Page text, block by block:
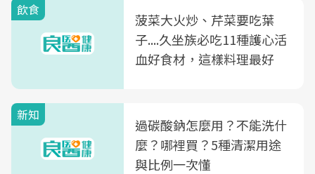
飲食
菠菜大火炒、芹菜要吃葉
子....久坐族必吃11種護心活
血好食材，這樣料理最好
新知
過碳酸鈉怎麼用？不能洗什
麼？哪裡買？5種清潔用途
與比例一次懂